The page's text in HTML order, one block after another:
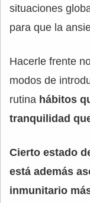
situaciones
para que la
Hacerle frente
modos de
rutina hábitos
tranquilidad
Cierto estado
está además
inmunitario